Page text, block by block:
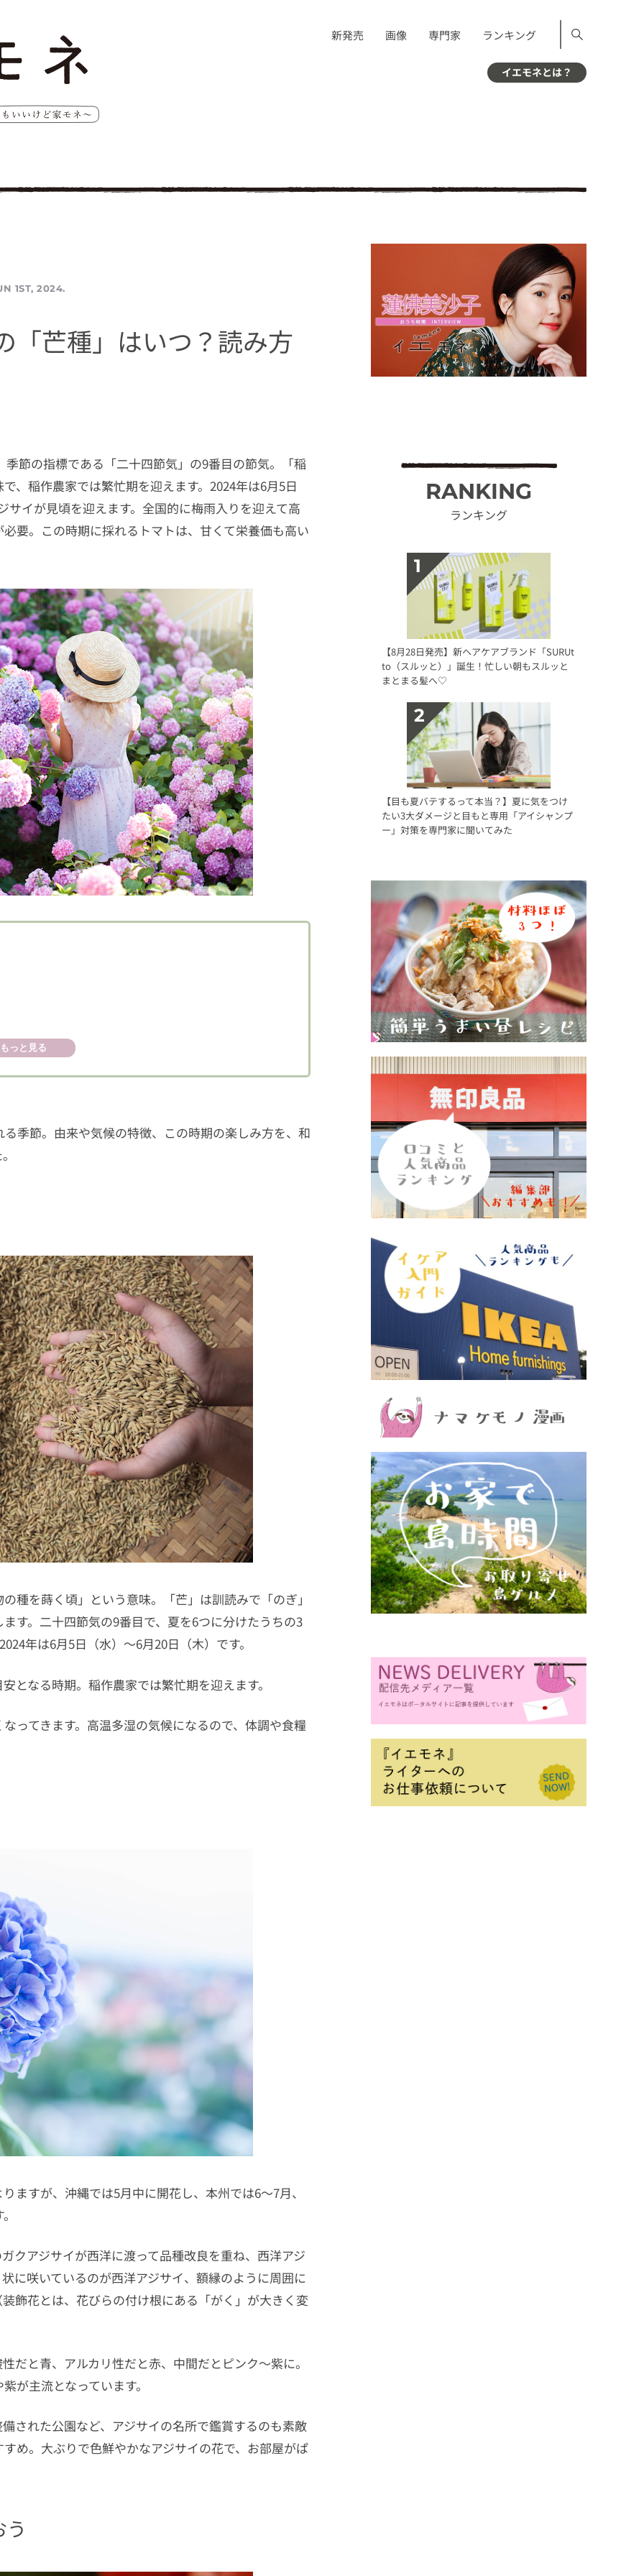
新発売 画像 専門家 ランキング
イエモネとは？
1ST, 2024.
「芒種」はいつ？読み方
節の指標である「二十四節気」の9番目の節気。「稲
、稲作農家では繁忙期を迎えます。2024年は6月5日
イが見頃を迎えます。全国的に梅雨入りを迎えて高
要。この時期に採れるトマトは、甘くて栄養価も高い
もっと見る
季節。由来や気候の特徴、この時期の楽しみ方を、和
種を蒔く頃」という意味。「芒」は訓読みで「のぎ」
す。二十四節気の9番目で、夏を6つに分けたうちの3
年は6月5日（水）〜6月20日（木）です。
となる時期。稲作農家では繁忙期を迎えます。
ってきます。高温多湿の気候になるので、体調や食糧
ますが、沖縄では5月中に開花し、本州では6〜7月、
クアジサイが西洋に渡って品種改良を重ね、西洋アジ
に咲いているのが西洋アジサイ、額縁のように周囲に
飾花とは、花びらの付け根にある「がく」が大きく変
だと青、アルカリ性だと赤、中間だとピンク〜紫に。
が主流となっています。
された公園など、アジサイの名所で鑑賞するのも素敵
め。大ぶりで色鮮やかなアジサイの花で、お部屋がぱ
RANKING
ランキング
【8月28日発売】新ヘアケアブランド「SURUt
to（スルッと）」誕生！忙しい朝もスルッと
まとまる髪へ♡
【目も夏バテするって本当？】夏に気をつけ
たい3大ダメージと目もと専用「アイシャンプ
ー」対策を専門家に聞いてみた